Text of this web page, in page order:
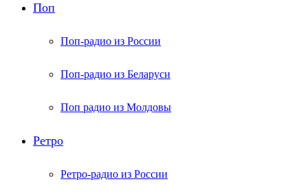
Поп
Поп-радио из России
Поп-радио из Беларуси
Поп радио из Молдовы
Ретро
Ретро-радио из России